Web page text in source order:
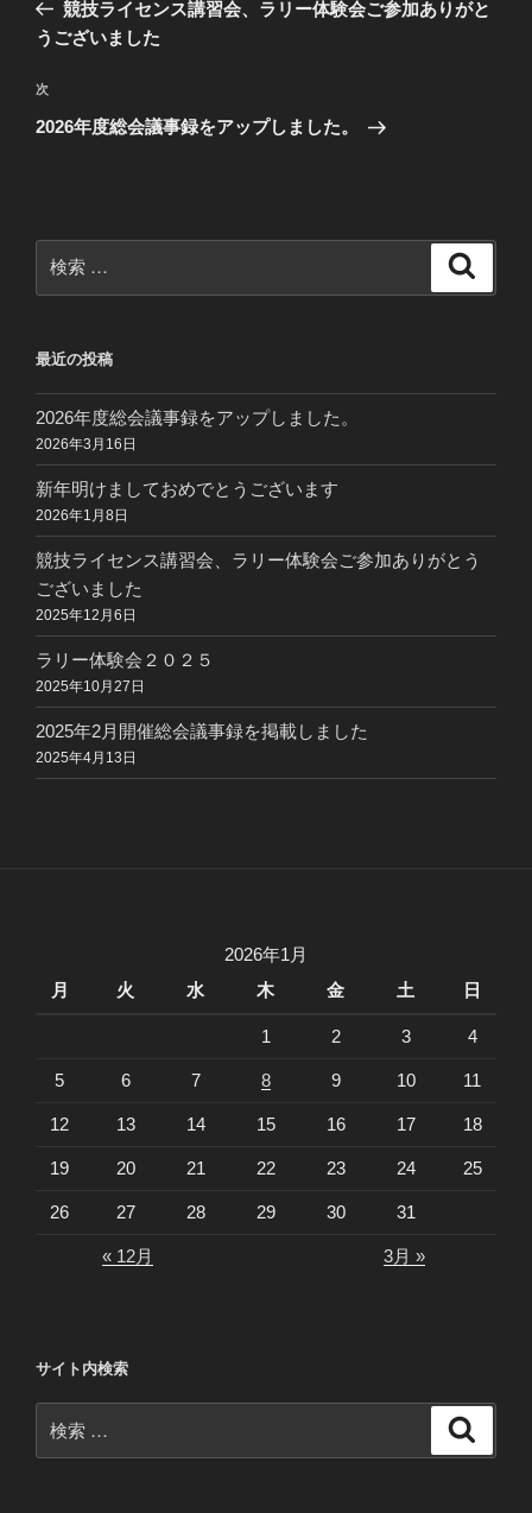
ナ
ゲ
ー
の
稿
競技ライセンス講習会、ラリー体験会ご参加ありがと
うございました
次
の
次
2026年度総会議事録をアップしました。
索:
最近の投稿
2026年度総会議事録をアップしました。
2026年3月16日
新年明けましておめでとうございます
2026年1月8日
競技ライセンス講習会、ラリー体験会ご参加ありがとう
ございました
2025年12月6日
ラリー体験会２０２５
2025年10月27日
2025年2月開催総会議事録を掲載しました
2025年4月13日
2026年1月
月
火 水 木 金 土 日
1 2 3 4
5 6 7 8 9 10 11
12 13 14 15 16 17 18
19 20 21 22 23 24 25
26 27 28 29 30 31
« 12月 3月 »
サイト内検索
索: